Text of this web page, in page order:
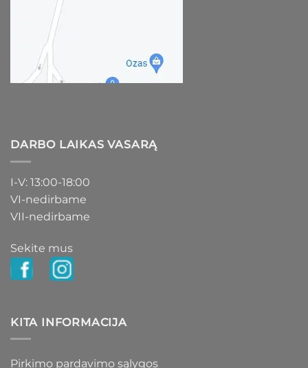
DARBO LAIKAS VASARĄ
I-V: 13:00-18:00
VI-nedirbame
VII-nedirbame
Sekite mus
KITA INFORMACIJA
Pirkimo pardavimo sąlygos